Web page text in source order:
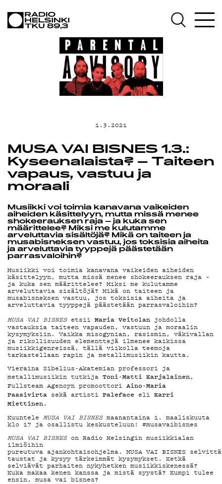
OHJELMAT
TEKIJÄT
ON-DEMAND
PODCAST
MAINOSTA
G LIVELAB
KIRJAUDU SISÄÄN
1.3.2021
MUSA VAI BISNES 1.3.:
Kyseenalaista? ­– Taiteen
vapaus, vastuu ja
moraali
Musiikki voi toimia kanavana vaikeiden
aiheiden käsittelyyn, mutta missä menee
shokeerauksen raja ­– ja kuka sen
määrittelee? Miksi me kulutamme
arveluttavia sisältöjä? Mikä on taiteen ja
musabisneksen vastuu, jos toksisia aiheita
ja arveluttavia tyyppejä päästetään
parrasvaloihin?
Musiikki voi toimia kanavana vaikeiden aiheiden
käsittelyyn, mutta missä menee shokeerauksen raja ­–
ja kuka sen määrittelee? Miksi me kulutamme
arveluttavia sisältöjä? Mikä on taiteen ja
musabisneksen vastuu, jos toksisia aiheita ja
arveluttavia tyyppejä päästetään parrasvaloihin?
MUSA VAI BISNES etsii Maria Veitolan johdolla
vastauksia taiteen vapauden, vastuun ja moraalin
kysymyksiin. Vaikka misogynian, rasismin, väkivallan
ja rikollisuuden elementtejä ilmenee kaikissa
musiikkigenreissä, tällä viikolla teemoja
tarkastellaan rapin ja metallimusiikin kautta.
Vieraina Sibelius-Akatemian professori ja
metallimusiikin tutkija Toni-Matti Karjalainen,
Fullsteam Agencyn promoottori Aino-Maria
Paasivirta sekä artisti Paleface eli Karri
Miettinen.
Kuuntele MUSA VAI BISNESmaanantaina 1. maaliskuuta
klo 17 ja osallistu keskusteluun! #musavaibisnes
MUSA VAI BISNESon Radio Helsingin musiikkialan
ilmiöihin
pureutuva ajankohtaisohjelma. MUSA VAI BISNES
taustat ja kysyy tärkeimmät kysymykset. Ketkä
selviävät parhaiten nykyhetken musiikkiskenessä?
Kuka makaa kenen kanssa ja mistä syystä? Kumpi tulee
ensin, musa vai bisnes?